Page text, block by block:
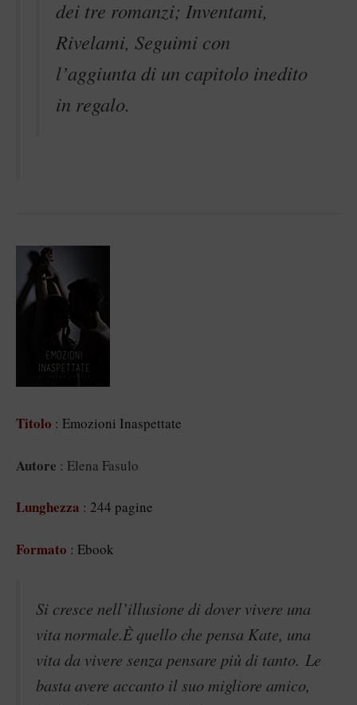
dei tre romanzi; Inventami,
Rivelami, Seguimi con
l’aggiunta di un capitolo inedito
in regalo.
Titolo : Emozioni Inaspettate
Autore : Elena Fasulo
Lunghezza : 244 pagine
Formato : Ebook
Si cresce nell’illusione di dover vivere una
vita normale.È quello che pensa Kate, una
vita da vivere senza pensare più di tanto. Le
basta avere accanto il suo migliore amico,